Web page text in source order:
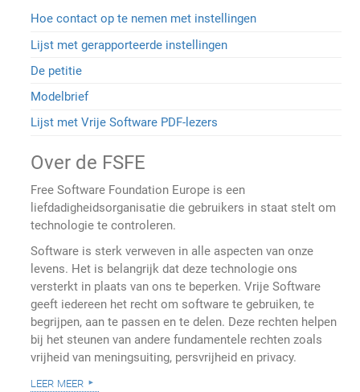
Hoe contact op te nemen met instellingen
Lijst met gerapporteerde instellingen
De petitie
Modelbrief
Lijst met Vrije Software PDF-lezers
Over de FSFE
Free Software Foundation Europe is een
liefdadigheidsorganisatie die gebruikers in staat stelt om
technologie te controleren.
Software is sterk verweven in alle aspecten van onze
levens. Het is belangrijk dat deze technologie ons
versterkt in plaats van ons te beperken. Vrije Software
geeft iedereen het recht om software te gebruiken, te
begrijpen, aan te passen en te delen. Deze rechten helpen
bij het steunen van andere fundamentele rechten zoals
vrijheid van meningsuiting, persvrijheid en privacy.
leer meer